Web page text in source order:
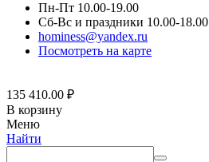
Пн-Пт 10.00-19.00
Сб-Вс и праздники 10.00-18.00
hominess@yandex.ru
Посмотреть на карте
135 410.00 ₽
В корзину
Меню
Найти